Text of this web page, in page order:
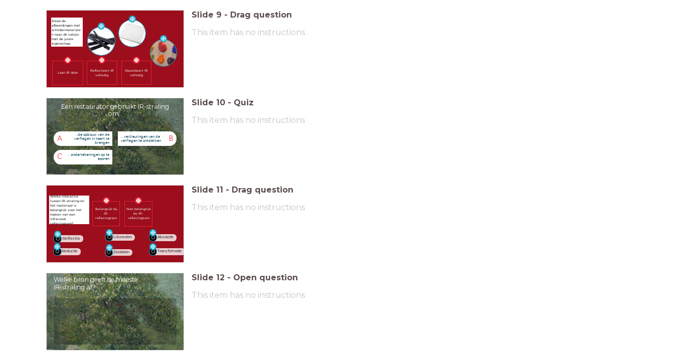
Sleep de
afbeeldingen met
schildermateriale
n naar de vakjes
met de juiste
eigenschap.
Laat IR door
Reflecteert IR
volledig
Absorbeert IR
volledig
Slide 9 - Drag question
This item has no instructions
Een restaurator gebruikt IR-straling
om..
A
..de opbouw van de
verflagen in kaart te
brengen
B
.. verkleuringen van de
verflagen te ontdekken
C
.. ondertekeningen op te
sporen
Slide 10 - Quiz
This item has no instructions
Welke interactie
tussen IR-straling en
het materiaal is
belangrijk voor het
maken van een
infrarood-
reflectogram?
Belangrijk bij
IR-
reflectogram
Niet belangrijk
bij IR-
reflectogram
Reflectie
Reductie
Uitzenden
Doorlaten
Absorptie
Transformatie
Slide 11 - Drag question
This item has no instructions
Welke bron geeft de meeste
IR-straling af?
Slide 12 - Open question
This item has no instructions